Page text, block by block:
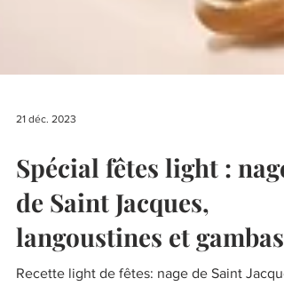
Spécial fêtes light : nage
de Saint Jacques,
langoustines et gambas